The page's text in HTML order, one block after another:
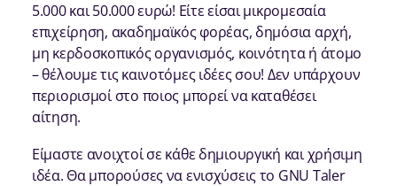
5.000 και 50.000 ευρώ! Είτε είσαι μικρομεσαία
επιχείρηση, ακαδημαϊκός φορέας, δημόσια αρχή,
μη κερδοσκοπικός οργανισμός, κοινότητα ή άτομο
– θέλουμε τις καινοτόμες ιδέες σου! Δεν υπάρχουν
περιορισμοί στο ποιος μπορεί να καταθέσει
αίτηση.
Είμαστε ανοιχτοί σε κάθε δημιουργική και χρήσιμη
ιδέα. Θα μπορούσες να ενισχύσεις το GNU Taler